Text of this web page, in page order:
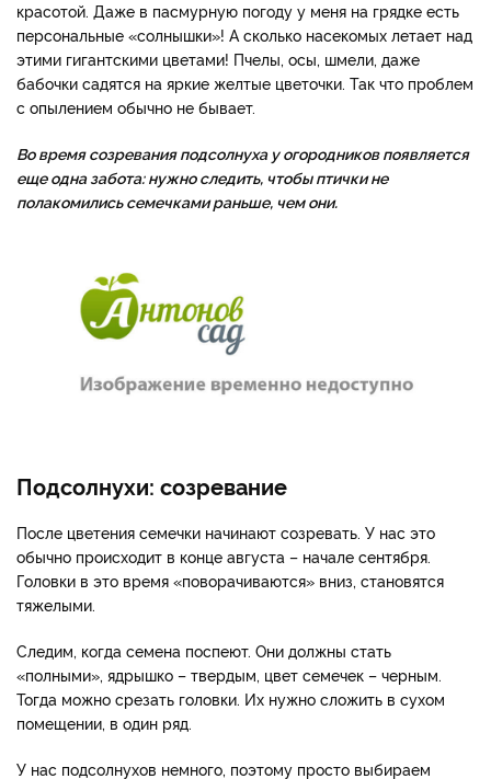
красотой. Даже в пасмурную погоду у меня на грядке есть
персональные «солнышки»! А сколько насекомых летает над
этими гигантскими цветами! Пчелы, осы, шмели, даже
бабочки садятся на яркие желтые цветочки. Так что проблем
с опылением обычно не бывает.
Во время созревания подсолнуха у огородников появляется
еще одна забота: нужно следить, чтобы птички не
полакомились семечками раньше, чем они.
Подсолнухи: созревание
После цветения семечки начинают созревать. У нас это
обычно происходит в конце августа – начале сентября.
Головки в это время «поворачиваются» вниз, становятся
тяжелыми.
Следим, когда семена поспеют. Они должны стать
«полными», ядрышко – твердым, цвет семечек – черным.
Тогда можно срезать головки. Их нужно сложить в сухом
помещении, в один ряд.
У нас подсолнухов немного, поэтому просто выбираем